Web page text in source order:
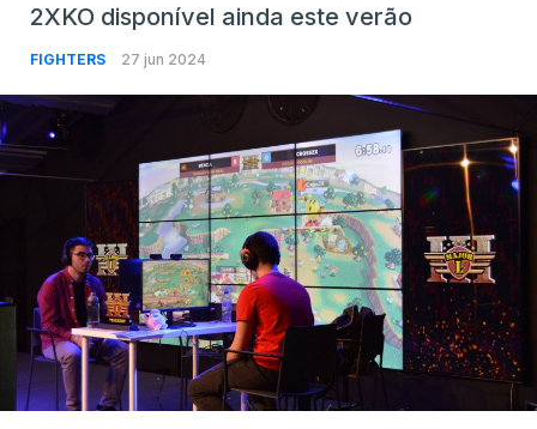
2XKO disponível ainda este verão
FIGHTERS 27 jun 2024